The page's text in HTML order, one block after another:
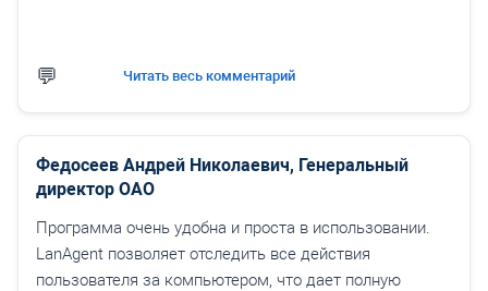
Читать весь комментарий
Федосеев Андрей Николаевич, Генеральный
директор ОАО
Программа очень удобна и проста в использовании.
LanAgent позволяет отследить все действия
пользователя за компьютером, что дает полную